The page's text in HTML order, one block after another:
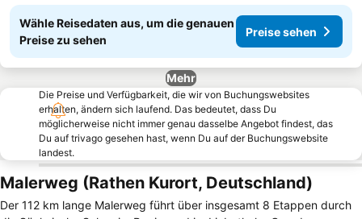
Wähle Reisedaten aus, um die genauen
Preise zu sehen
Preise sehen
Mehr
Die Preise und Verfügbarkeit, die wir von Buchungswebsites
erhalten, ändern sich laufend. Das bedeutet, dass Du
möglicherweise nicht immer genau dasselbe Angebot findest, das
Du auf trivago gesehen hast, wenn Du auf der Buchungswebsite
landest.
Malerweg (Rathen Kurort, Deutschland)
Der 112 km lange Malerweg führt über insgesamt 8 Etappen durch